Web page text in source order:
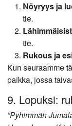
Nöyryys ja
tie.
tie.
Rukous ja
Kun seuraamme
paikka, jossa
9. Lopuksi:
”Pyhimmän